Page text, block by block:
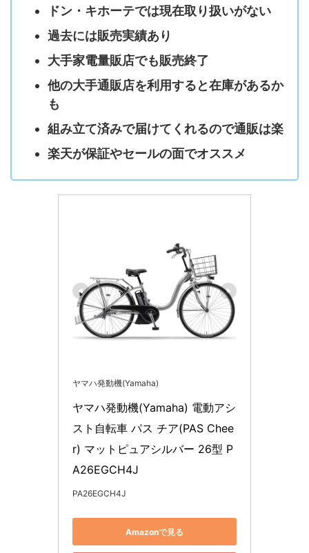
ドン・キホーテでは現在取り扱いがない
過去には販売実績あり
大手家電量販店でも販売終了
他の大手通販店を利用すると在庫があるか
も
組み立て済みで届けてくれるので通販は楽
楽天が保証やセールの面でオススメ
ヤマハ発動機(Yamaha)
ヤマハ発動機(Yamaha) 電動アシ
スト自転車 パス チア(PAS Chee
r) マットピュアシルバー 26型 P
A26EGCH4J
PA26EGCH4J
Amazonで見る